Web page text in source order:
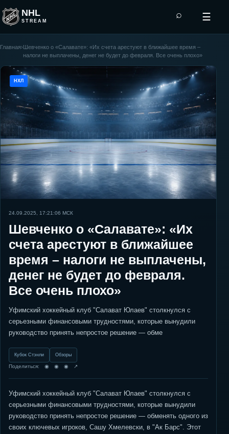
NHL
STREAM
⌕ ☰
Главная›Шевченко о «Салавате»: «Их счета арестуют в ближайшее время –
налоги не выплачены, денег не будет до февраля. Все очень плохо»
НХЛ
24.09.2025, 17:21:06 МСК
Шевченко о «Салавате»: «Их
счета арестуют в ближайшее
время – налоги не выплачены,
денег не будет до февраля.
Все очень плохо»
Уфимский хоккейный клуб "Салават Юлаев" столкнулся с
серьезными финансовыми трудностями, которые вынудили
руководство принять непростое решение — обме
Кубок Стэнли Обзоры
Поделиться: ◉ ◉ ◉ ↗
Уфимский хоккейный клуб "Салават Юлаев" столкнулся с
серьезными финансовыми трудностями, которые вынудили
руководство принять непростое решение — обменять одного из
своих ключевых игроков, Сашу Хмелевски, в "Ак Барс". Этот